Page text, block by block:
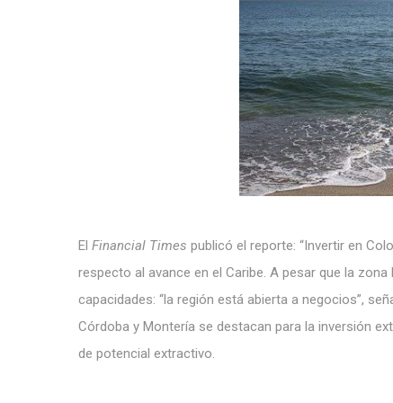
El Financial Times publicó el reporte: “Invertir en
respecto al avance en el Caribe. A pesar que la
capacidades: “la región está abierta a negocios”,
Córdoba y Montería se destacan para la inversión
de potencial extractivo.